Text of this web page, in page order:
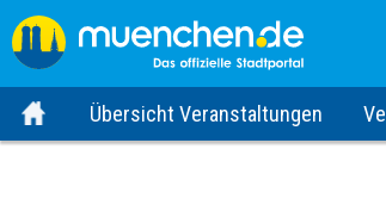
Übersicht Veranstaltungen